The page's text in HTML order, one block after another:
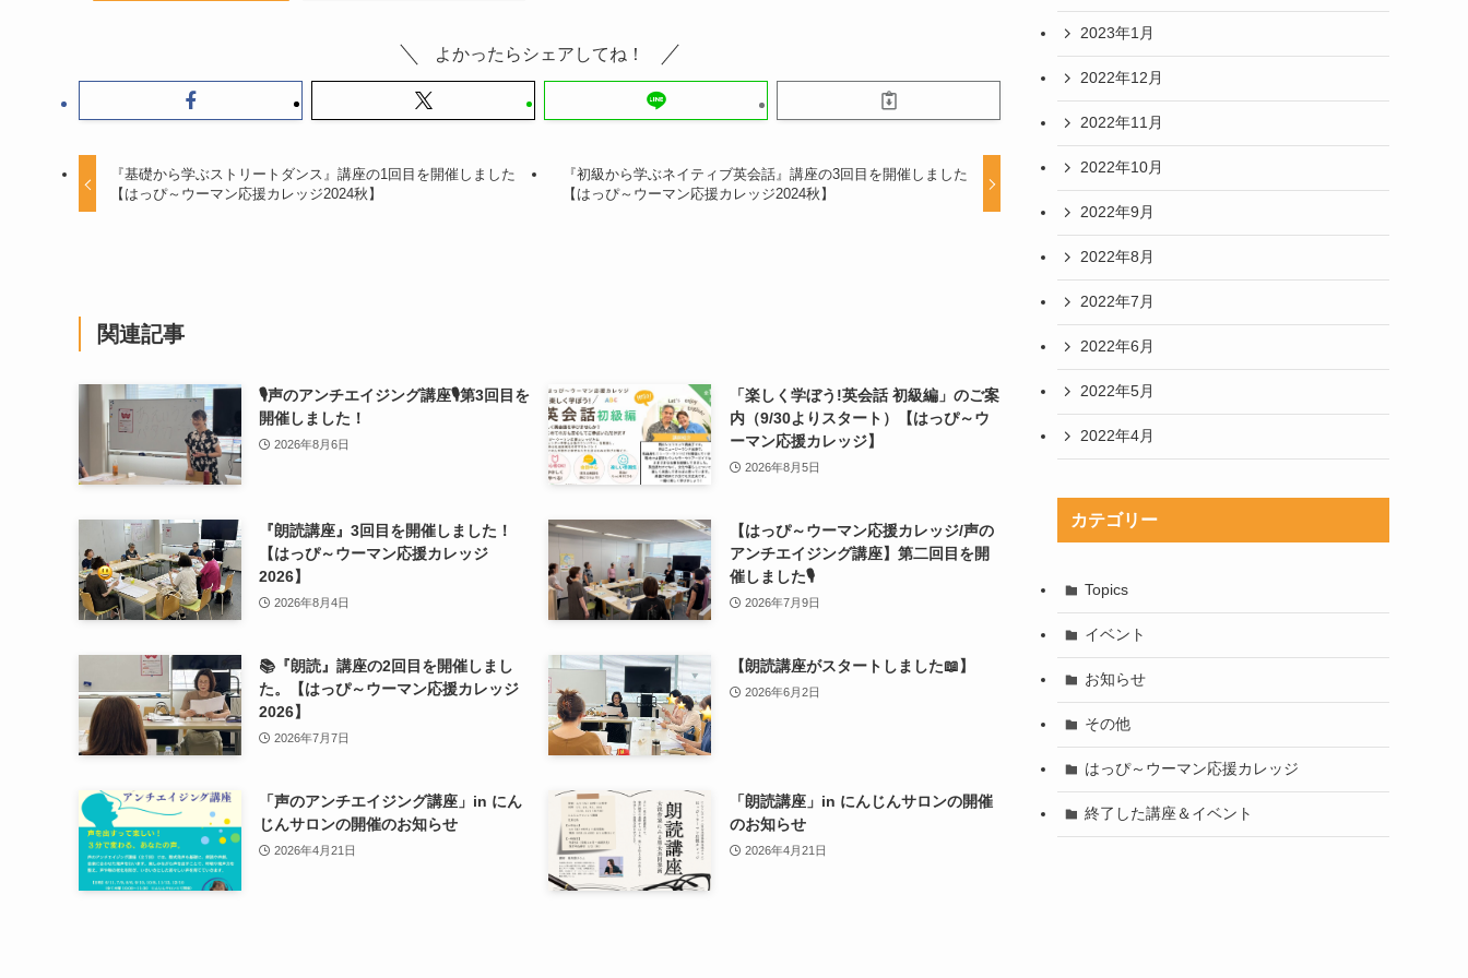
よかったらシェアしてね！
『基礎から学ぶストリートダンス』講座の1回目を開催しました
【はっぴ～ウーマン応援カレッジ2024秋】
『初級から学ぶネイティブ英会話』講座の3回目を開催しました
【はっぴ～ウーマン応援カレッジ2024秋】
関連記事
🎙声のアンチエイジング講座🎙第3回目を
開催しました！
2026年8月6日
「楽しく学ぼう!英会話 初級編」のご案
内（9/30よりスタート）【はっぴ～ウ
ーマン応援カレッジ】
2026年8月5日
『朗読講座』3回目を開催しました！
【はっぴ～ウーマン応援カレッジ
2026】
2026年8月4日
【はっぴ～ウーマン応援カレッジ/声の
アンチエイジング講座】第二回目を開
催しました🎙
2026年7月9日
📚『朗読』講座の2回目を開催しまし
た。【はっぴ～ウーマン応援カレッジ
2026】
2026年7月7日
【朗読講座がスタートしました📖】
2026年6月2日
「声のアンチエイジング講座」in にん
じんサロンの開催のお知らせ
2026年4月21日
「朗読講座」in にんじんサロンの開催
のお知らせ
2026年4月21日
2023年1月
2022年12月
2022年11月
2022年10月
2022年9月
2022年8月
2022年7月
2022年6月
2022年5月
2022年4月
カテゴリー
Topics
イベント
お知らせ
その他
はっぴ～ウーマン応援カレッジ
終了した講座＆イベント